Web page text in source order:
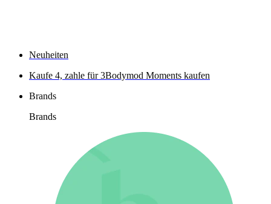
Neuheiten
Kaufe 4, zahle für 3Bodymod Moments kaufen
Brands
Brands